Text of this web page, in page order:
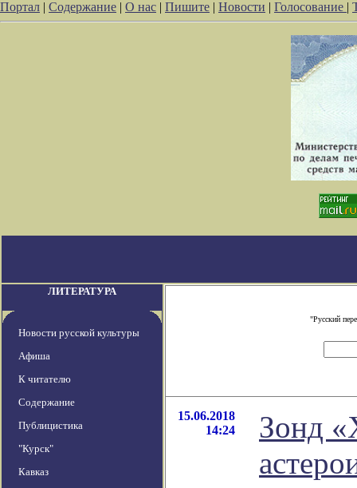
Портал | Содержание | О нас | Пишите | Новости | Голосование |
ЛИТЕРАТУРА
Новости русской культуры
Афиша
К читателю
Содержание
Публицистика
"Курск"
Кавказ
"Русский
15.06.2018
14:24
Зонд